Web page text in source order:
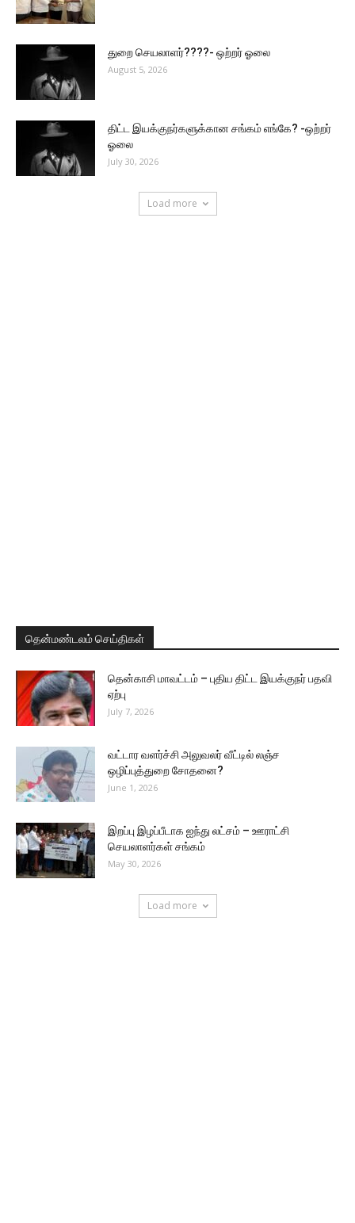
துறை செயலாளர்????- ஒற்றர் ஓலை
August 5, 2026
திட்ட இயக்குநர்களுக்கான சங்கம் எங்கே? -ஒற்றர்
ஓலை
July 30, 2026
Load more
தென்மண்டலம் செய்திகள்
தென்காசி மாவட்டம் – புதிய திட்ட இயக்குநர் பதவி
ஏற்பு
July 7, 2026
வட்டார வளர்ச்சி அலுவலர் வீட்டில் லஞ்ச
ஒழிப்புத்துறை சோதனை?
June 1, 2026
இறப்பு இழப்பீடாக ஐந்து லட்சம் – ஊராட்சி
செயலாளர்கள் சங்கம்
May 30, 2026
Load more